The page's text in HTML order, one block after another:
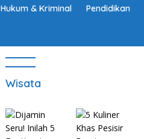
Hukum & Kriminal Pendidikan
Wisata